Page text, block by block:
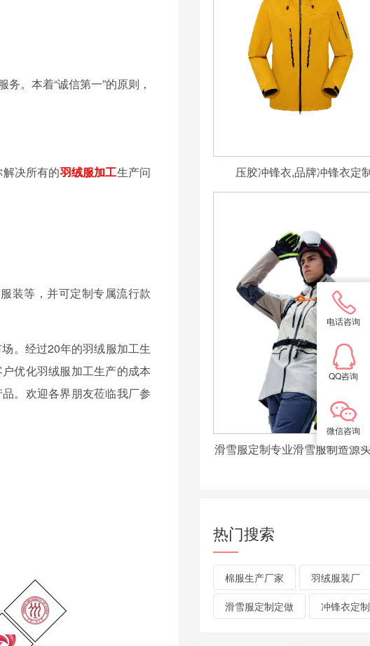
。本着“诚信第一”的原则，
决所有的羽绒服加工生产问
装等，并可定制专属流行款
。经过20年的羽绒服加工生
优化羽绒服加工生产的成本
。欢迎各界朋友莅临我厂参
压胶冲锋衣,品牌冲锋衣定
滑雪服定制专业滑雪服制造源
热门搜索
棉服生产厂家 羽绒服装厂
滑雪服定制定做 冲锋衣定制
电话咨询
QQ咨询
微信咨询